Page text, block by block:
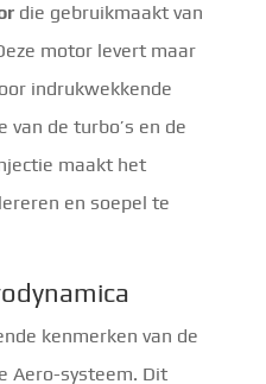
die gebruikmaakt van
motor levert maar
indrukwekkende
de turbo’s en de
maakt het
en soepel te
kenmerken van de
Aero-systeem. Dit